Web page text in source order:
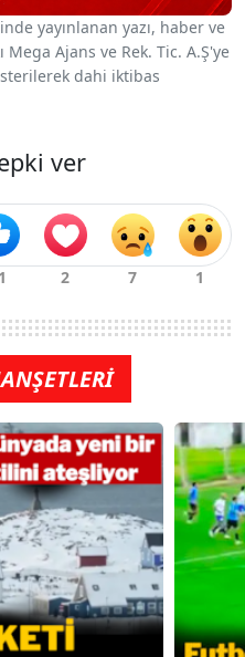
yayınlanan yazı, haber ve
Ajans ve Rek. Tic. A.Ş'ye
dahi iktibas
ver